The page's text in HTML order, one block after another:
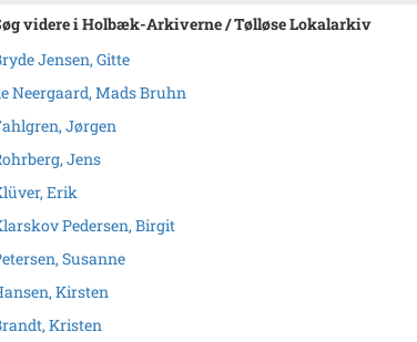
videre i Holbæk-Arkiverne / Tølløse Lokalarkiv
Jensen, Gitte
Neergaard, Mads Bruhn
Jørgen
Jens
Erik
Pedersen, Birgit
Susanne
Kirsten
Kristen